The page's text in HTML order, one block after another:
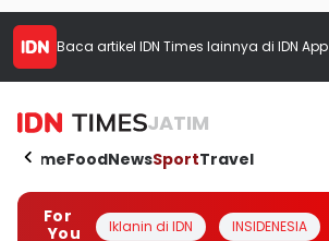
Baca artikel IDN Times lainnya di IDN App
JATIM
HomeFoodNewsSportTravel
For
You
Iklanin di IDN INSIDENESIA